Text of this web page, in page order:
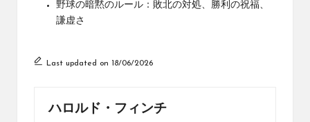
野球の暗黙のルール：敗北の対処、勝利の祝福、
謙虚さ
Last updated on 18/06/2026
ハロルド・フィンチ